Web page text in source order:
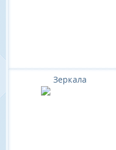
Зеркала